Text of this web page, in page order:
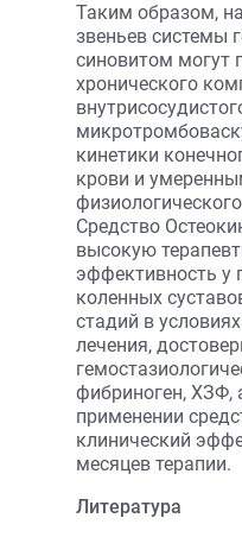
Таким образом,
звеньев системы
синовитом могут
хронического
кинетики
крови и
Средство
высокую
эффективность у
коленных
стадий в
лечения,
фибриноген,
применении
клинический
месяцев терапии.
Литература